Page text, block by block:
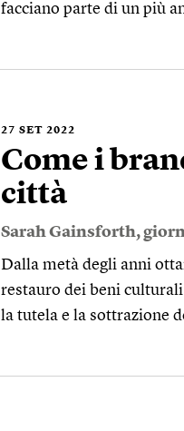
facciano parte di un più
27 SET 2022
Come i
città
Sarah Gainsforth,
Dalla metà degli anni
restauro dei beni
la tutela e la sottrazione